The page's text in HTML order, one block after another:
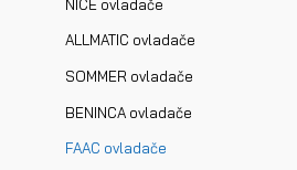
NICE ovladače
ALLMATIC ovladače
SOMMER ovladače
BENINCA ovladače
FAAC ovladače
osobních údajů
zpracováním osobních údajů.